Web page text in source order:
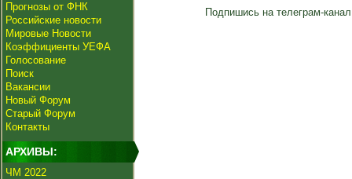
Прогнозы от ФНК
Российские новости
Мировые Новости
Коэффициенты УЕФА
Голосование
Поиск
Вакансии
Новый Форум
Старый Форум
Контакты
АРХИВЫ:
ЧМ 2022
Подпишись на телеграм-